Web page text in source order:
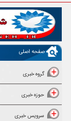
صفحه اصلی
گروه خبری
حوزه خبری
سرویس خبری